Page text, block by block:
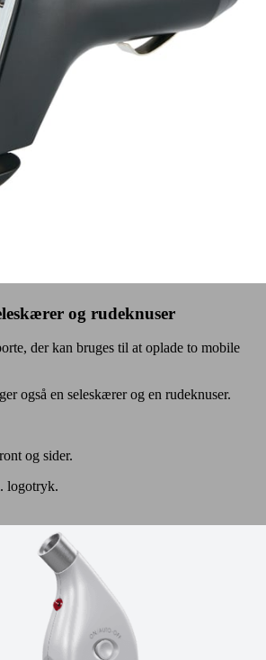
og rudeknuser
der kan bruges til at oplade to mobile
også en seleskærer og en rudeknuser.
og sider.
logotryk.